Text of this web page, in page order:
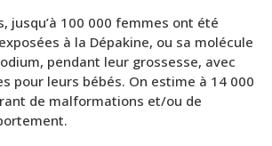
jusqu’à 100 000 femmes ont été
à la Dépakine, ou sa molécule
pendant leur grossesse, avec
pour leurs bébés. On estime à 14 000
de malformations et/ou de